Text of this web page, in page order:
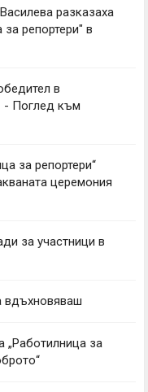
разказаха
репортери" в
в
- Поглед към
за репортери“
церемония
за участници в
вдъхновяваш
„Работилница за